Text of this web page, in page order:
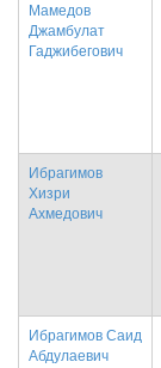
Мамедов
Джамбулат
Гаджибегович
Ибрагимов
Хизри
Ахмедович
Ибрагимов Саид
Абдулаевич